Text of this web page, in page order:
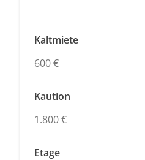
Kaltmiete
600 €
Kaution
1.800 €
Etage